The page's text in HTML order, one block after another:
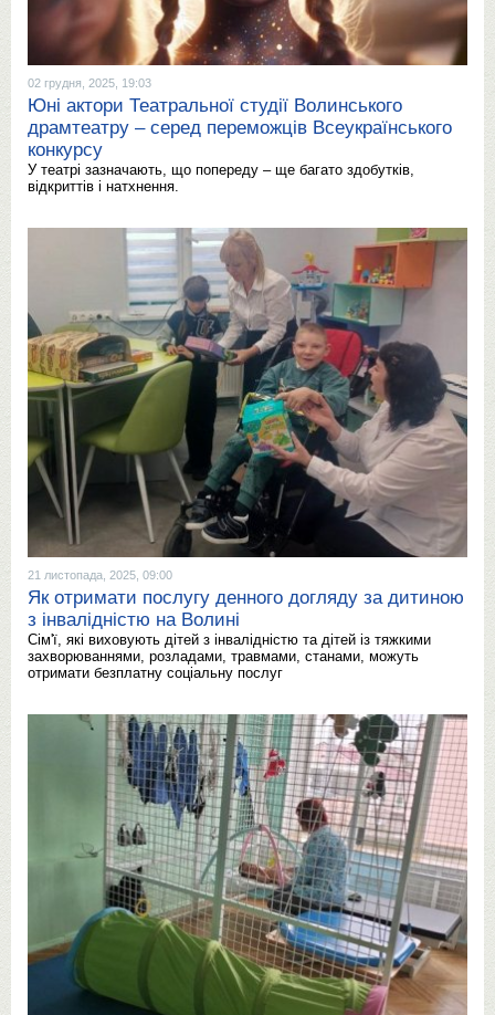
02 грудня, 2025, 19:03
Юні актори Театральної студії Волинського
драмтеатру – серед переможців Всеукраїнського
конкурсу
У театрі зазначають, що попереду – ще багато здобутків,
відкриттів і натхнення.
21 листопада, 2025, 09:00
Як отримати послугу денного догляду за дитиною
з інвалідністю на Волині
Сім'ї, які виховують дітей з інвалідністю та дітей із тяжкими
захворюваннями, розладами, травмами, станами, можуть
отримати безплатну соціальну послуг